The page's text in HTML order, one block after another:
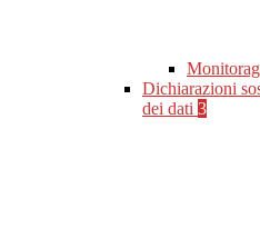
Dichiarazioni
dei dati 3